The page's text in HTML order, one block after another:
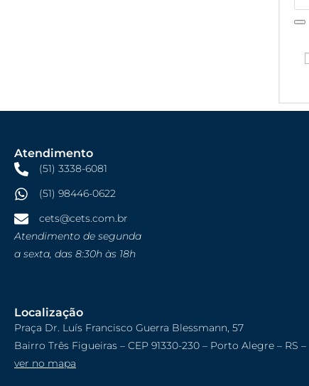
Atendimento
(51) 3338-6081
(51) 98446-0622
cets@cets.com.br
Atendimento de segunda
a sexta, das 8:30h às 18h
Localização
Praça Dr. Luís Francisco Guerra Blessmann, 57
Bairro Três Figueiras – CEP 91330-230 – Porto Alegre – RS –
ver no mapa